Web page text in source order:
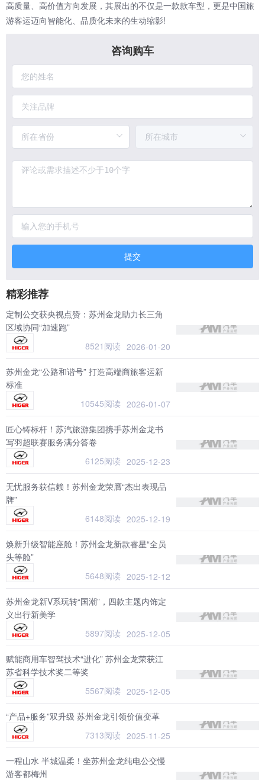
高质量、高价值方向发展，其展出的不仅是一款款车型，更是中国旅
游客运迈向智能化、品质化未来的生动缩影!
咨询购车
提交
精彩推荐
定制公交获央视点赞：苏州金龙助力长三角
区域协同“加速跑”
8521阅读 2026-01-20
苏州金龙“公路和谐号” 打造高端商旅客运新
标准
10545阅读 2026-01-07
匠心铸标杆！苏汽旅游集团携手苏州金龙书
写羽超联赛服务满分答卷
6125阅读 2025-12-23
无忧服务获信赖！苏州金龙荣膺“杰出表现品
牌”
6148阅读 2025-12-19
焕新升级智能座舱！苏州金龙新款睿星“全员
头等舱”
5648阅读 2025-12-12
苏州金龙新V系玩转“国潮”，四款主题内饰定
义出行新美学
5897阅读 2025-12-05
赋能商用车智驾技术“进化” 苏州金龙荣获江
苏省科学技术奖二等奖
5567阅读 2025-12-05
“产品+服务”双升级 苏州金龙引领价值变革
7313阅读 2025-11-25
一程山水 半城温柔！坐苏州金龙纯电公交慢
游客都梅州